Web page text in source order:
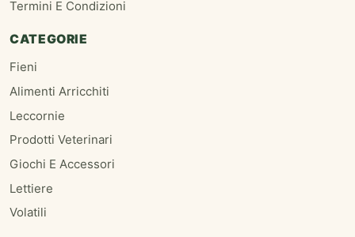
Termini E Condizioni
CATEGORIE
Fieni
Alimenti Arricchiti
Leccornie
Prodotti Veterinari
Giochi E Accessori
Lettiere
Volatili